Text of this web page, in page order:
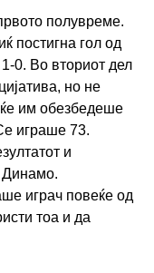
полувреме.
постигна гол од
0. Во вториот дел
но не
ќе им обезбедеше
играше 73.
и
Динамо.
играч повеќе од
тоа и да